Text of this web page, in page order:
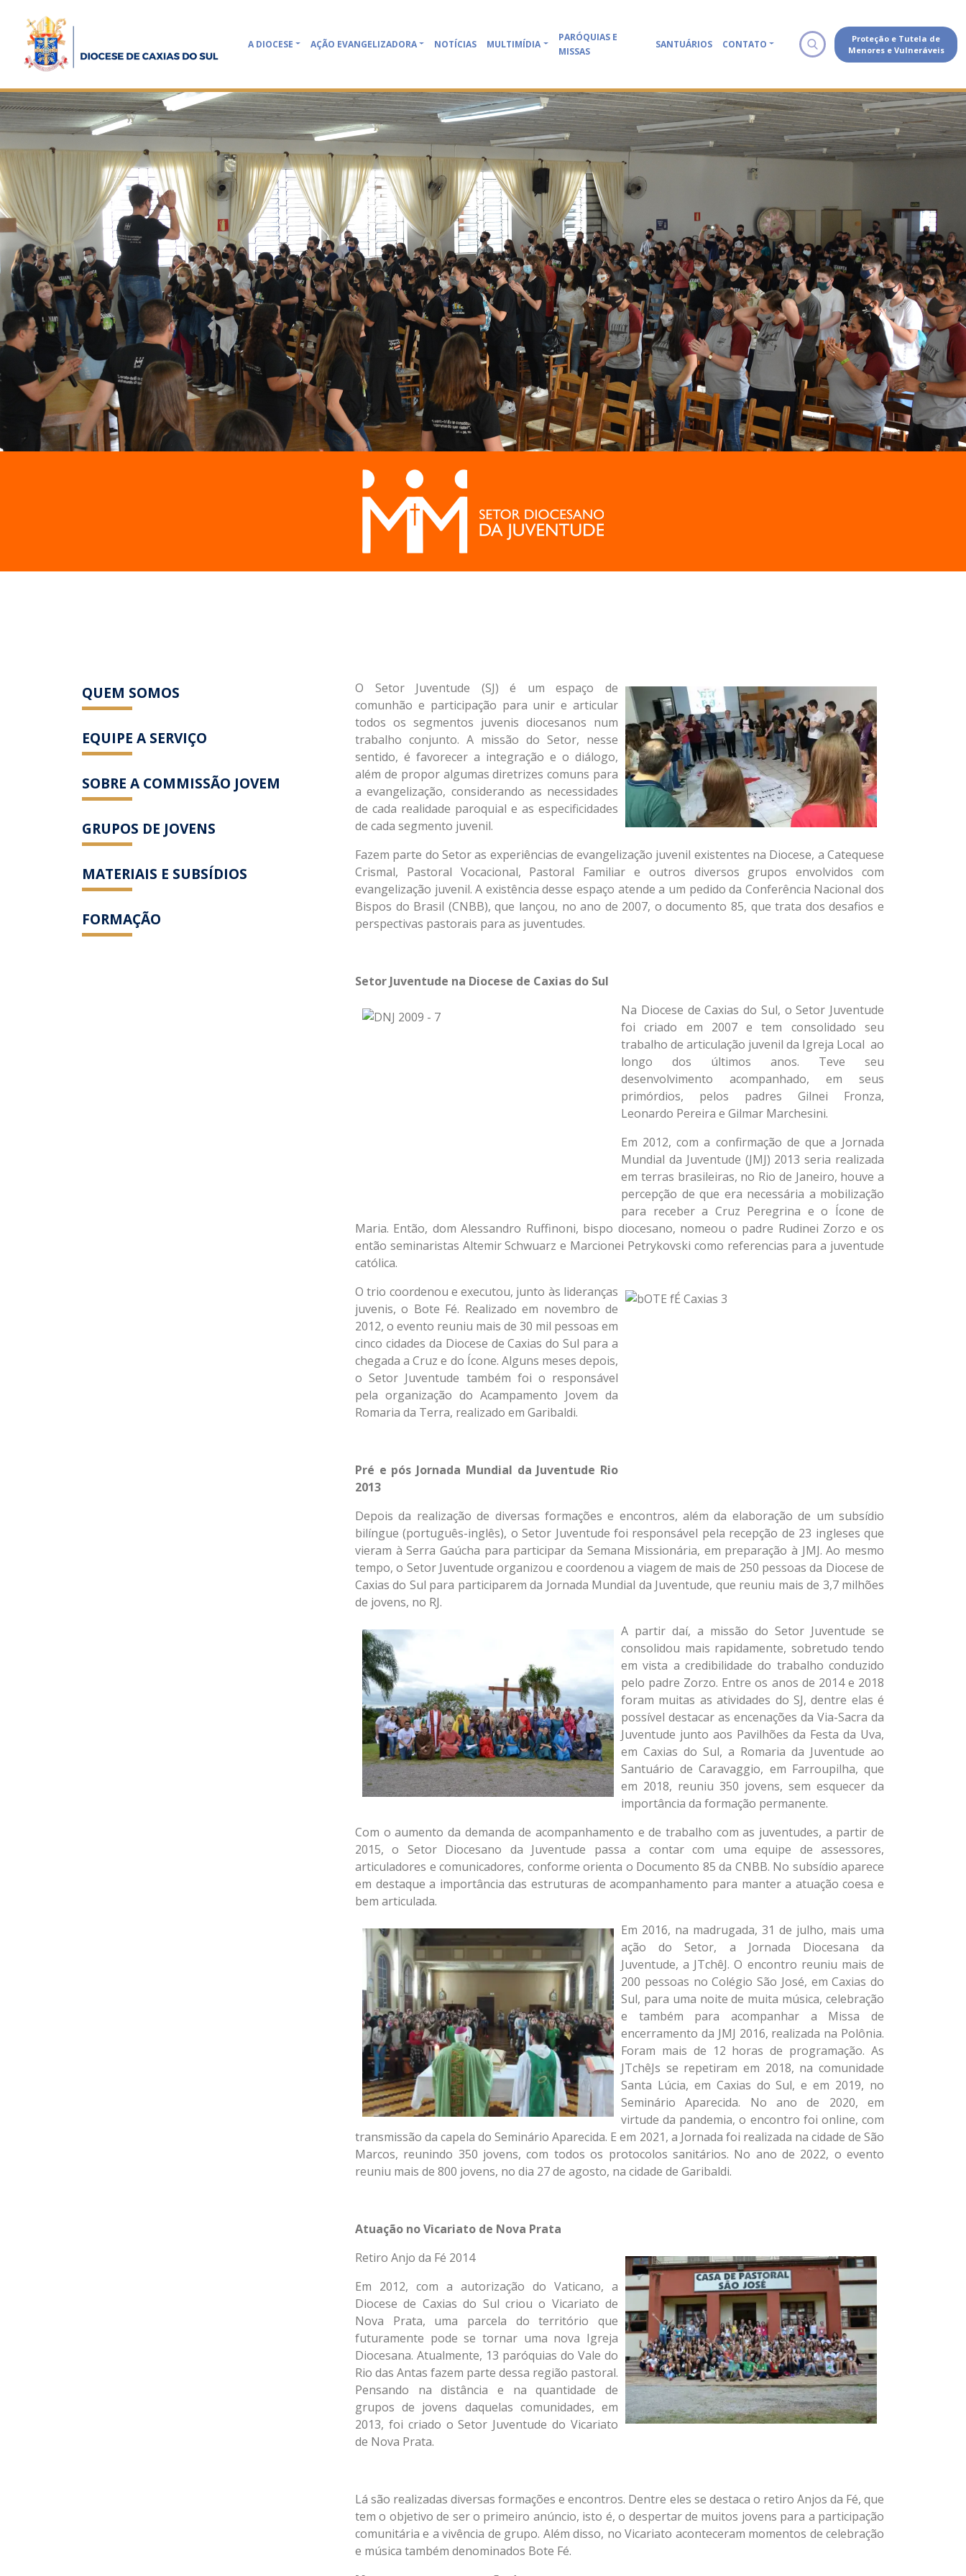
A DIOCESE AÇÃO EVANGELIZADORA NOTÍCIAS MULTIMÍDIA
PARÓQUIAS E
MISSAS
SANTUÁRIOS CONTATO
Proteção e Tutela de
Menores e Vulneráveis
QUEM SOMOS
EQUIPE A SERVIÇO
SOBRE A COMMISSÃO JOVEM
GRUPOS DE JOVENS
MATERIAIS E SUBSÍDIOS
FORMAÇÃO
O Setor Juventude (SJ) é um espaço de
comunhão e participação para unir e articular
todos os segmentos juvenis diocesanos num
trabalho conjunto. A missão do Setor, nesse
sentido, é favorecer a integração e o diálogo,
além de propor algumas diretrizes comuns para
a evangelização, considerando as necessidades
de cada realidade paroquial e as especificidades
de cada segmento juvenil.
Fazem parte do Setor as experiências de evangelização juvenil existentes na Diocese, a Catequese
Crismal, Pastoral Vocacional, Pastoral Familiar e outros diversos grupos envolvidos com
evangelização juvenil. A existência desse espaço atende a um pedido da Conferência Nacional dos
Bispos do Brasil (CNBB), que lançou, no ano de 2007, o documento 85, que trata dos desafios e
perspectivas pastorais para as juventudes.
Setor Juventude na Diocese de Caxias do Sul
Na Diocese de Caxias do Sul, o Setor Juventude
foi criado em 2007 e tem consolidado seu
trabalho de articulação juvenil da Igreja Local ao
longo dos últimos anos. Teve seu
desenvolvimento acompanhado, em seus
primórdios, pelos padres Gilnei Fronza,
Leonardo Pereira e Gilmar Marchesini.
Em 2012, com a confirmação de que a Jornada
Mundial da Juventude (JMJ) 2013 seria realizada
em terras brasileiras, no Rio de Janeiro, houve a
percepção de que era necessária a mobilização
para receber a Cruz Peregrina e o Ícone de
Maria. Então, dom Alessandro Ruffinoni, bispo diocesano, nomeou o padre Rudinei Zorzo e os
então seminaristas Altemir Schwuarz e Marcionei Petrykovski como referencias para a juventude
católica.
O trio coordenou e executou, junto às lideranças
juvenis, o Bote Fé. Realizado em novembro de
2012, o evento reuniu mais de 30 mil pessoas em
cinco cidades da Diocese de Caxias do Sul para a
chegada a Cruz e do Ícone. Alguns meses depois,
o Setor Juventude também foi o responsável
pela organização do Acampamento Jovem da
Romaria da Terra, realizado em Garibaldi.
Pré e pós Jornada Mundial da Juventude Rio
2013
Depois da realização de diversas formações e encontros, além da elaboração de um subsídio
bilíngue (português-inglês), o Setor Juventude foi responsável pela recepção de 23 ingleses que
vieram à Serra Gaúcha para participar da Semana Missionária, em preparação à JMJ. Ao mesmo
tempo, o Setor Juventude organizou e coordenou a viagem de mais de 250 pessoas da Diocese de
Caxias do Sul para participarem da Jornada Mundial da Juventude, que reuniu mais de 3,7 milhões
de jovens, no RJ.
A partir daí, a missão do Setor Juventude se
consolidou mais rapidamente, sobretudo tendo
em vista a credibilidade do trabalho conduzido
pelo padre Zorzo. Entre os anos de 2014 e 2018
foram muitas as atividades do SJ, dentre elas é
possível destacar as encenações da Via-Sacra da
Juventude junto aos Pavilhões da Festa da Uva,
em Caxias do Sul, a Romaria da Juventude ao
Santuário de Caravaggio, em Farroupilha, que
em 2018, reuniu 350 jovens, sem esquecer da
importância da formação permanente.
Com o aumento da demanda de acompanhamento e de trabalho com as juventudes, a partir de
2015, o Setor Diocesano da Juventude passa a contar com uma equipe de assessores,
articuladores e comunicadores, conforme orienta o Documento 85 da CNBB. No subsídio aparece
em destaque a importância das estruturas de acompanhamento para manter a atuação coesa e
bem articulada.
Em 2016, na madrugada, 31 de julho, mais uma
ação do Setor, a Jornada Diocesana da
Juventude, a JTchêJ. O encontro reuniu mais de
200 pessoas no Colégio São José, em Caxias do
Sul, para uma noite de muita música, celebração
e também para acompanhar a Missa de
encerramento da JMJ 2016, realizada na Polônia.
Foram mais de 12 horas de programação. As
JTchêJs se repetiram em 2018, na comunidade
Santa Lúcia, em Caxias do Sul, e em 2019, no
Seminário Aparecida. No ano de 2020, em
virtude da pandemia, o encontro foi online, com
transmissão da capela do Seminário Aparecida. E em 2021, a Jornada foi realizada na cidade de São
Marcos, reunindo 350 jovens, com todos os protocolos sanitários. No ano de 2022, o evento
reuniu mais de 800 jovens, no dia 27 de agosto, na cidade de Garibaldi.
Atuação no Vicariato de Nova Prata
Retiro Anjo da Fé 2014
Em 2012, com a autorização do Vaticano, a
Diocese de Caxias do Sul criou o Vicariato de
Nova Prata, uma parcela do território que
futuramente pode se tornar uma nova Igreja
Diocesana. Atualmente, 13 paróquias do Vale do
Rio das Antas fazem parte dessa região pastoral.
Pensando na distância e na quantidade de
grupos de jovens daquelas comunidades, em
2013, foi criado o Setor Juventude do Vicariato
de Nova Prata.
Lá são realizadas diversas formações e encontros. Dentre eles se destaca o retiro Anjos da Fé, que
tem o objetivo de ser o primeiro anúncio, isto é, o despertar de muitos jovens para a participação
comunitária e a vivência de grupo. Além disso, no Vicariato aconteceram momentos de celebração
e música também denominados Bote Fé.